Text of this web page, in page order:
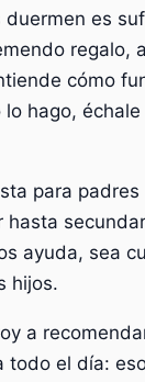
es
regalo,
cómo
hago,
para padres
hasta
ayuda, sea
hijos.
a
todo el día: